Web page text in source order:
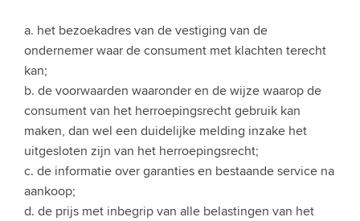
a. het bezoekadres van de vestiging van de
ondernemer waar de consument met klachten terecht
kan;
b. de voorwaarden waaronder en de wijze waarop de
consument van het herroepingsrecht gebruik kan
maken, dan wel een duidelijke melding inzake het
uitgesloten zijn van het herroepingsrecht;
c. de informatie over garanties en bestaande service na
aankoop;
d. de prijs met inbegrip van alle belastingen van het